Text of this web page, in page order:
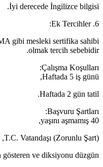
İyi derecede İngilizce bilgisi.
6. Ek Tercihler:
gibi mesleki sertifika sahibi
olmak tercih sebebidir.
Çalışma Koşulları:
Haftada 5 iş günü,
Haftada 2 gün tatil.
Başvuru Şartları:
40 yaşını aşmamış,
T.C. Vatandaşı (Zorunlu Şart),
gösteren ve diksiyonu düzgün,